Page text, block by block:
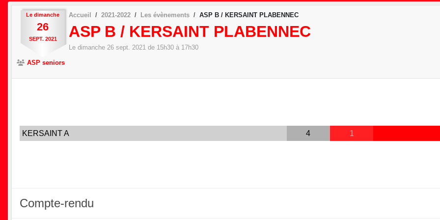
Le dimanche
26
SEPT. 2021
Accueil 2021-2022 Les évènements ASP B / KERSAINT PLABENNEC
ASP B / KERSAINT PLABENNEC
Le dimanche 26 sept. 2021 de 15h30 à 17h30
ASP seniors
KERSAINT A 4 1
Compte-rendu